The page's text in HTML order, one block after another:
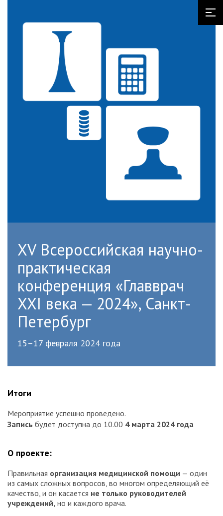
XV Всероссийская научно-
практическая
конференция «Главврач
XXI века — 2024», Санкт-
Петербург
15–17 февраля 2024 года
Итоги
Мероприятие успешно проведено.
Запись будет доступна до 10.00 4 марта 2024 года
О проекте:
Правильная организация медицинской помощи — один
из самых сложных вопросов, во многом определяющий её
качество, и он касается не только руководителей
учреждений, но и каждого врача.